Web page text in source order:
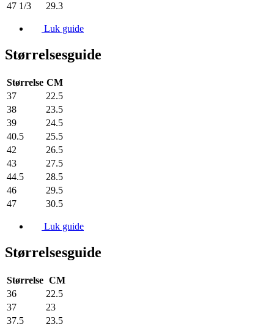
47 1/3
29.3
Luk guide
Størrelsesguide
Størrelse CM
37
22.5
38
23.5
39
24.5
40.5
25.5
42
26.5
43
27.5
44.5
28.5
46
29.5
47
30.5
Luk guide
Størrelsesguide
Størrelse CM
36
22.5
37
23
37.5
23.5